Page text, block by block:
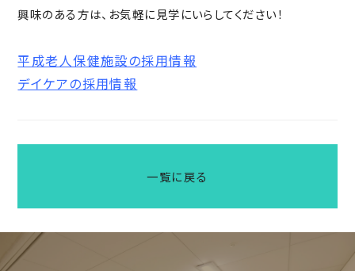
興味のある方は、お気軽に見学にいらしてください！
平成老人保健施設の採用情報
デイケアの採用情報
一覧に戻る